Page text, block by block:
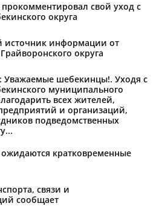
свой уход с
округа
источник информации от
округа
Уважаемые шебекинцы!. Уходя с
муниципального
всех жителей,
и организаций,
подведомственных
кратковременные
связи и
сообщает